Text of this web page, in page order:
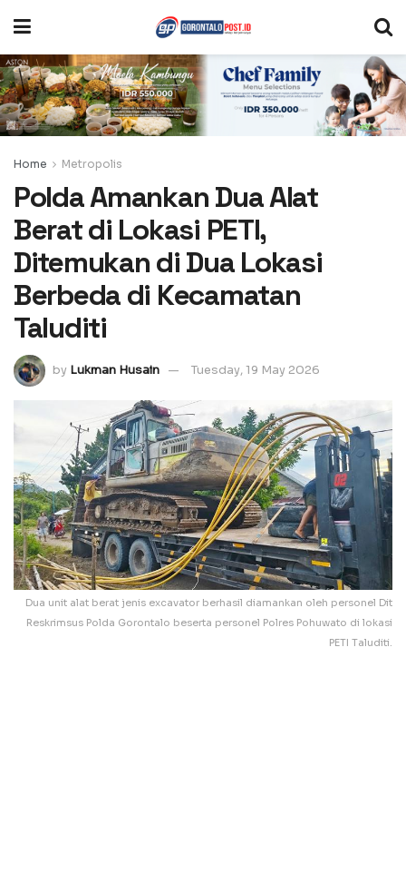
Home Metropolis
Polda Amankan Dua Alat
Berat di Lokasi PETI,
Ditemukan di Dua Lokasi
Berbeda di Kecamatan
Taluditi
by Lukman Husain Tuesday, 19 May 2026
Dua unit alat berat jenis excavator berhasil diamankan oleh personel Dit
Reskrimsus Polda Gorontalo beserta personel Polres Pohuwato di lokasi
PETI Taluditi.